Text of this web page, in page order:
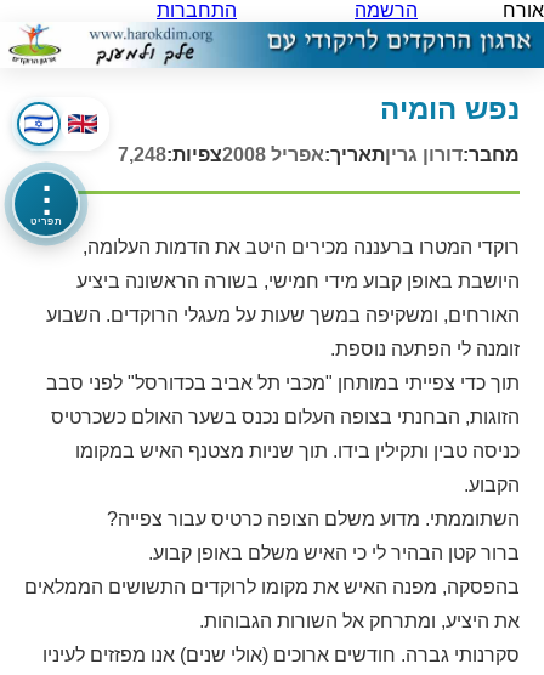
אורח הרשמה התחברות
⋮
תפריט
נפש הומיה
מחבר:דורון גריןתאריך:אפריל 2008 צפיות:7,248
רוקדי המטרו ברעננה מכירים היטב את הדמות העלומה,
היושבת באופן קבוע מידי חמישי, בשורה הראשונה ביציע
האורחים, ומשקיפה במשך שעות על מעגלי הרוקדים. השבוע
זומנה לי הפתעה נוספת.
תוך כדי צפייתי במותחן "מכבי תל אביב בכדורסל" לפני סבב
הזוגות, הבחנתי בצופה העלום נכנס בשער האולם כשכרטיס
כניסה טבין ותקילין בידו. תוך שניות מצטנף האיש במקומו
הקבוע.
השתוממתי. מדוע משלם הצופה כרטיס עבור צפייה?
ברור קטן הבהיר לי כי האיש משלם באופן קבוע.
בהפסקה, מפנה האיש את מקומו לרוקדים התשושים הממלאים
את היציע, ומתרחק אל השורות הגבוהות.
סקרנותי גברה. חודשים ארוכים (אולי שנים) אנו מפזזים לעיניו